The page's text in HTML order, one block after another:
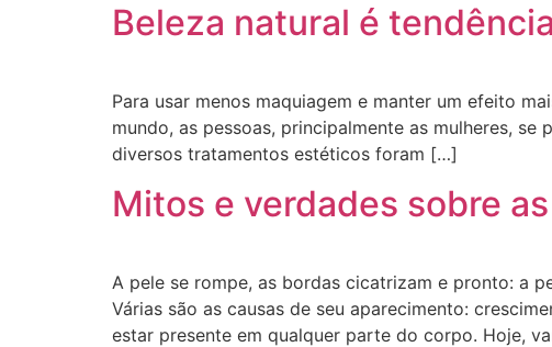
Beleza natural é
Para usar menos maquiagem e manter um efeito
mundo, as pessoas, principalmente as mulheres,
diversos tratamentos estéticos foram […]
Mitos e verdades sobre as
A pele se rompe, as bordas cicatrizam e pronto: a
Várias são as causas de seu aparecimento:
estar presente em qualquer parte do corpo. Hoje,